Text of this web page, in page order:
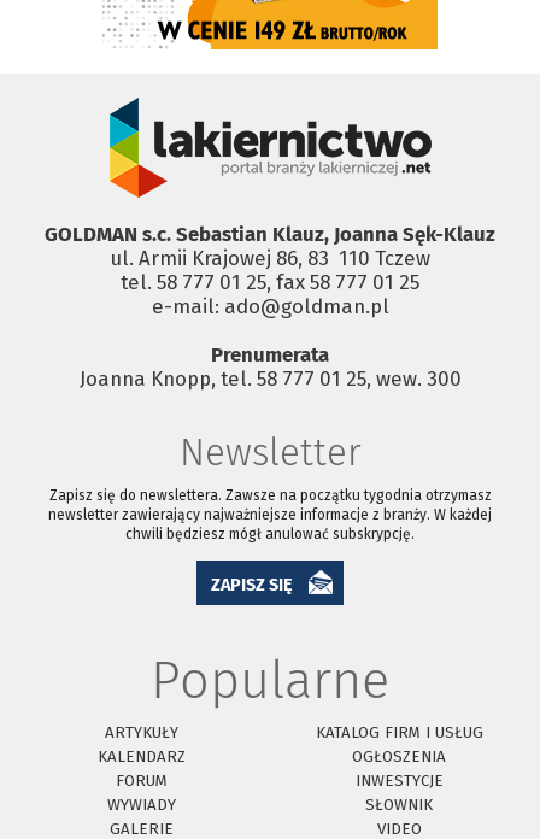
GOLDMAN s.c. Sebastian Klauz, Joanna Sęk-Klauz
ul. Armii Krajowej 86, 83 ­ 110 Tczew
tel. 58 777 01 25, fax 58 777 01 25
e-mail: ado@goldman.pl
Prenumerata
Joanna Knopp, tel. 58 777 01 25, wew. 300
Newsletter
Zapisz się do newslettera. Zawsze na początku tygodnia otrzymasz
newsletter zawierający najważniejsze informacje z branży. W każdej
chwili będziesz mógł anulować subskrypcję.
ZAPISZ SIĘ
Popularne
ARTYKUŁY
KATALOG FIRM I USŁUG
KALENDARZ
OGŁOSZENIA
FORUM
INWESTYCJE
WYWIADY
SŁOWNIK
GALERIE
VIDEO